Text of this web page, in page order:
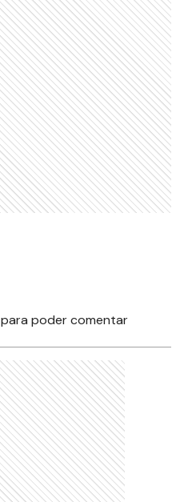
para poder comentar